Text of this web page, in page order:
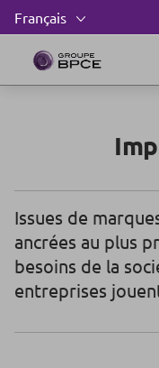
Issues de
ancrées au plus
besoins de la
entreprises